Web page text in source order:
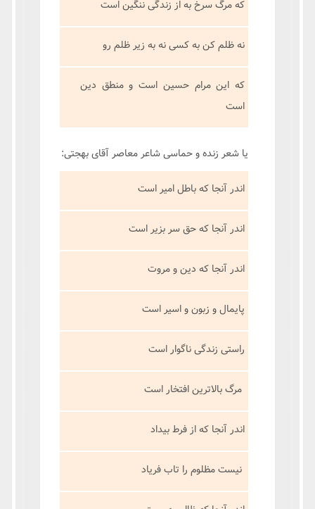
که مرگ سرخ به از زندگی ننگین است
نه ظلم کن به کسی نه به زیر ظلم رو
که این مرام حسین است و منطق دین
است
یا شعر زنده و حماسی شاعر معاصر آقای بهجتی:
اندر آنجا که باطل امیر است
اندر آنجا که حق سر بزیر است
اندر آنجا که دین و مروت
پایمال و زبون و اسیر است
راستی زندگی ناگوار است
مرگ بالاترین افتخار است
اندر آنجا که از فرط بیداد
نیست مظلوم را تاب فریاد